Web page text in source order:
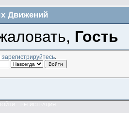
Движений
Гость
зарегистрируйтесь.
РЕГИСТРАЦИЯ